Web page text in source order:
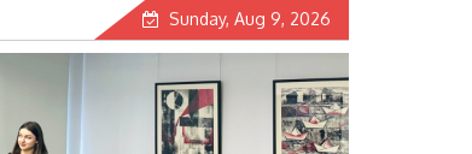
Sunday, Aug 9, 2026